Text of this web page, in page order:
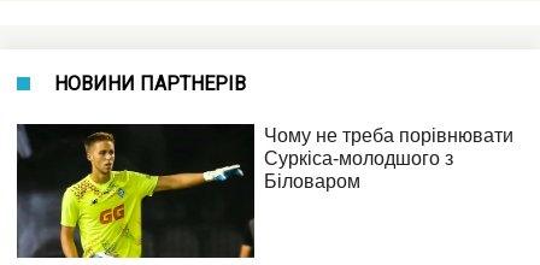
НОВИНИ ПАРТНЕРІВ